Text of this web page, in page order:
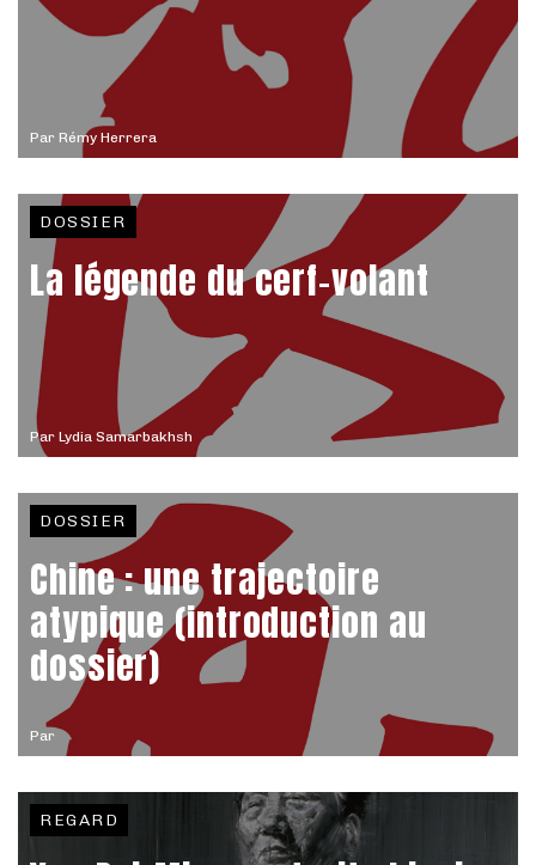
Par Rémy Herrera
Par Lydia Samarbakhsh
DOSSIER
La légende du cerf-volant
Par
DOSSIER
Chine : une trajectoire
atypique (introduction au
dossier)
REGARD